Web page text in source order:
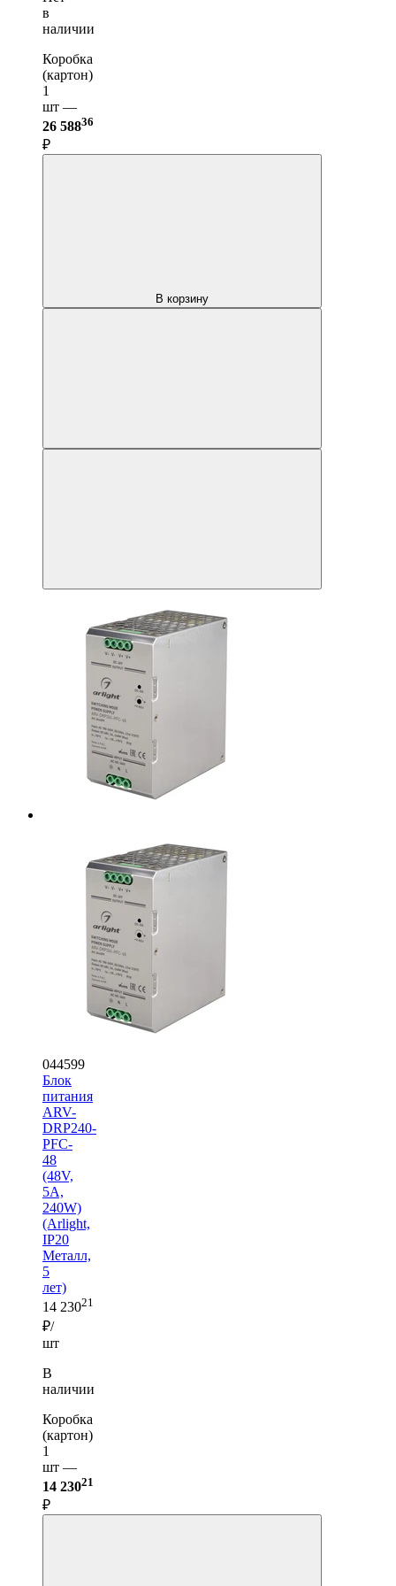
в
наличии
Коробка
(картон)
1
шт —
26 58836
₽
В корзину
044599
Блок
питания
ARV-
DRP240-
PFC-
48
(48V,
5A,
240W)
(Arlight,
IP20
Металл,
5
лет)
14 23021
₽/
шт
В
наличии
Коробка
(картон)
1
шт —
14 23021
₽